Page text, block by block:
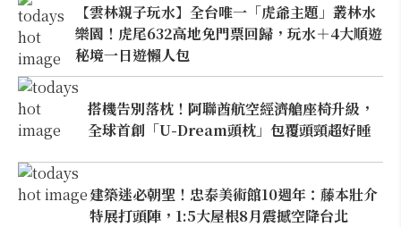
【雲林親子玩水】全台唯一「虎爺主題」叢林水
樂園！虎尾632高地免門票回歸，玩水＋4大順遊
秘境一日遊懶人包
搭機告別落枕！阿聯酋航空經濟艙座椅升級，
全球首創「U-Dream頭枕」包覆頭頸超好睡
建築迷必朝聖！忠泰美術館10週年：藤本壯介
特展打頭陣，1:5大屋根8月震撼空降台北